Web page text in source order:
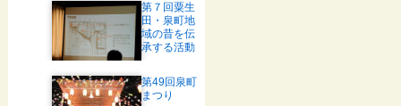
第７回粟生
田・泉町地
域の昔を伝
承する活動
第49回泉町
まつり